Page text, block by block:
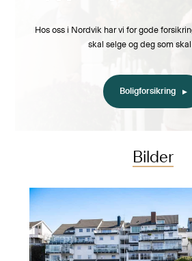
Hos oss i Nordvik har vi for gode
skal selge og deg som
Boligforsikring
Bilder